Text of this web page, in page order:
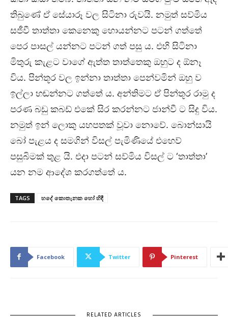
තිබුණේ ඒ සේයාරූ වල සිටිනා රුවයි. නමුත් සව්මිය
සජීවී තාත්තා කෙනෙකු හොයන්නට පටන් ගත්තේ
පෙර පාසල් යන්නට පටන් ගත් පසු ය. එහි සිටිනා
මිතුරු කැළට වාගේ ඇත්ත තාත්තෙකු ඔහුට ද ඕනෑ
විය. පින්තූර වල ඉන්නා තාත්තා පෙන්වමින් ඔහු ව
ඉල්ලා හඬන්නට ගත්තේ ය. අන්තිමට ඒ පින්තූර රාමු ද
පරණ බඩු කබඩ් එකේ සිර කරන්නට ජාන්වී ට සිදු විය.
නමුත් ඉන් ලොකු යහපතක් වූවා නොවේ. බොන්සායි
බෝ පැළය ද සමගින් විසල් පැමිණියේ එහෙව්
පසුබිමක් තුළ යි. එදා පටන් සව්මිය විසල් ට ‘තාත්තා’
යන නම ආදේශ කරගත්තේ ය.
TAGS හදේ කොතැනක හෝ හිඳී
Facebook Twitter Pinterest
RELATED ARTICLES